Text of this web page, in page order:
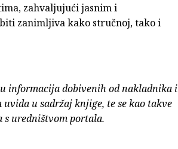
zahvaljujući jasnim i
zanimljiva kako stručnoj, tako i
informacija dobivenih od nakladnika i
u sadržaj knjige, te se kao takve
s uredništvom portala.